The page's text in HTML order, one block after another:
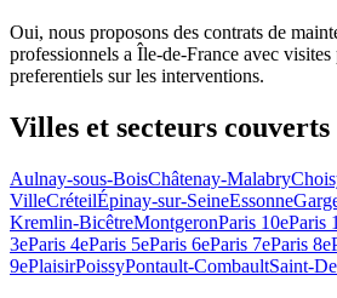
Oui, nous proposons des contrats de
professionnels a Île-de-France avec
preferentiels sur les interventions.
Villes et secteurs couverts
Aulnay-sous-BoisChâtenay-Malabry
VilleCréteilÉpinay-sur-SeineEssonne
Kremlin-BicêtreMontgeronParis 10eParis
3eParis 4eParis 5eParis 6eParis 7eParis 8e
9ePlaisirPoissyPontault-CombaultSaint-